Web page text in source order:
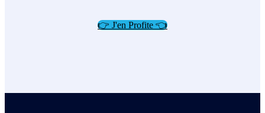
👉 J'en Profite 👈